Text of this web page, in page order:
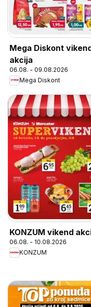
Mega Diskont
akcija
06.08. - 09.08.2026
Mega Diskont
KONZUM vikend
06.08. - 10.08.2026
KONZUM